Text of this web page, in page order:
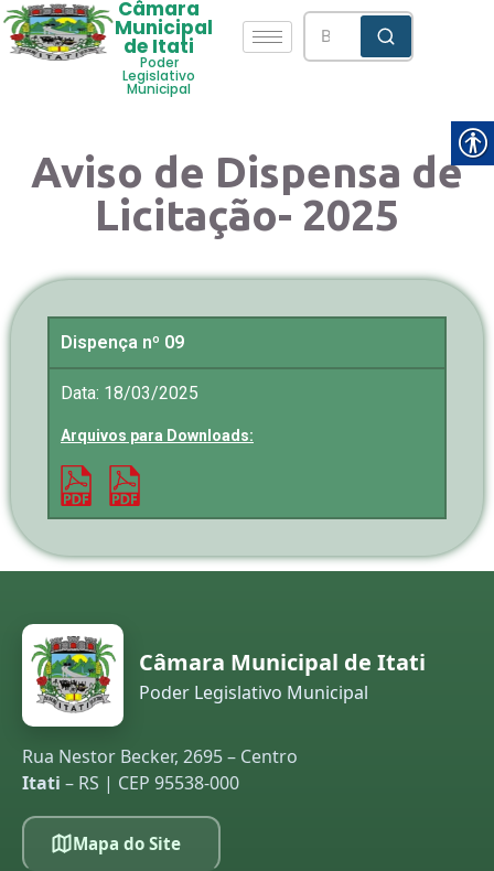
Câmara
Municipal
de Itati
Poder
Legislativo
Municipal
Aviso de Dispensa de
Licitação- 2025
Dispença nº 09
Data: 18/03/2025
Arquivos para Downloads:
Câmara Municipal de Itati
Poder Legislativo Municipal
Rua Nestor Becker, 2695 – Centro
Itati – RS | CEP 95538-000
Mapa do Site